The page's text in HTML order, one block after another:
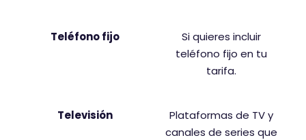
Teléfono fijo
Si quieres incluir
teléfono fijo en tu
tarifa.
Televisión
Plataformas de TV y
canales de series que